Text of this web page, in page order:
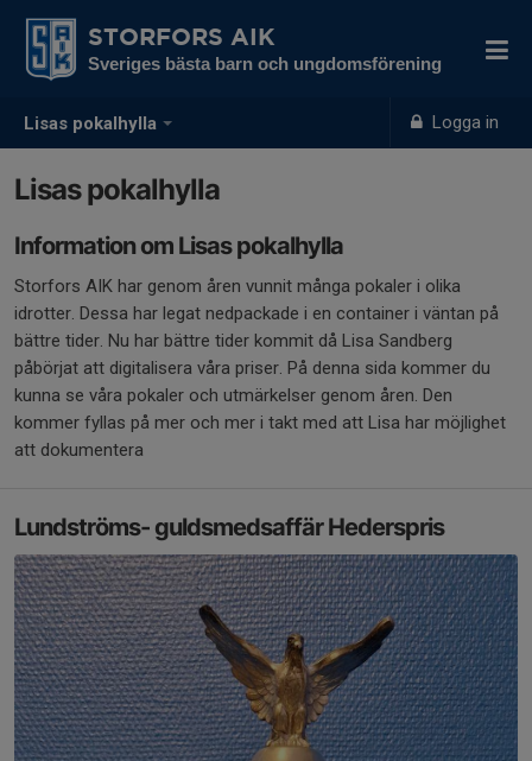
Lisas pokalhylla Logga in
STORFORS AIK
Sveriges bästa barn och ungdomsförening
Lisas pokalhylla
Information om Lisas pokalhylla
Storfors AIK har genom åren vunnit många pokaler i olika
idrotter. Dessa har legat nedpackade i en container i väntan på
bättre tider. Nu har bättre tider kommit då Lisa Sandberg
påbörjat att digitalisera våra priser. På denna sida kommer du
kunna se våra pokaler och utmärkelser genom åren. Den
kommer fyllas på mer och mer i takt med att Lisa har möjlighet
att dokumentera
Lundströms- guldsmedsaffär Hederspris